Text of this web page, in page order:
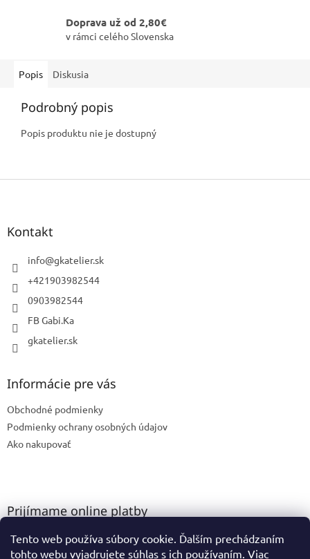
Tento web používa súbory cookie. Ďalším prechádzaním
tohto webu vyjadrujete súhlas s ich používaním. Viac
Doprava už od 2,80€
v rámci celého Slovenska
Popis Diskusia
Podrobný popis
Popis produktu nie je dostupný
Z
Kontakt
info@gkatelier.sk
+421903982544
0903982544
FB Gabi.Ka
gkatelier.sk
Informácie pre vás
Obchodné podmienky
Podmienky ochrany osobných údajov
Ako nakupovať
Prijímame online platby